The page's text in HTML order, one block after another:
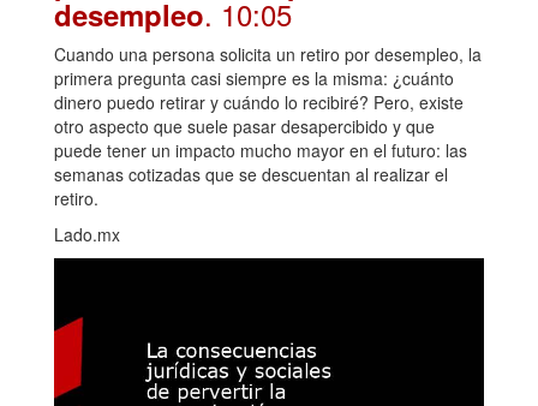
desempleo. 10:05
Cuando una persona solicita un retiro por desempleo, la
primera pregunta casi siempre es la misma: ¿cuánto
dinero puedo retirar y cuándo lo recibiré? Pero, existe
otro aspecto que suele pasar desapercibido y que
puede tener un impacto mucho mayor en el futuro: las
semanas cotizadas que se descuentan al realizar el
retiro.
Lado.mx